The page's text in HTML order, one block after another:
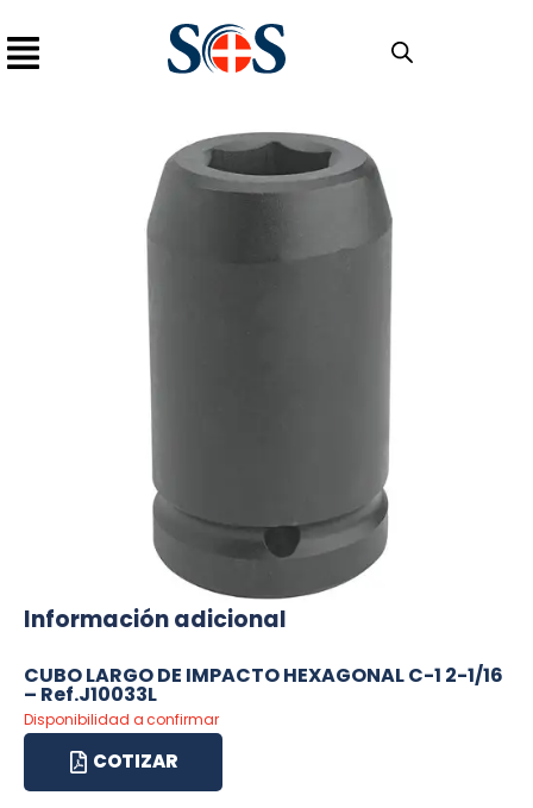
Información adicional
CUBO LARGO DE IMPACTO HEXAGONAL C-1 2-1/16
– Ref.J10033L
Disponibilidad a confirmar
COTIZAR